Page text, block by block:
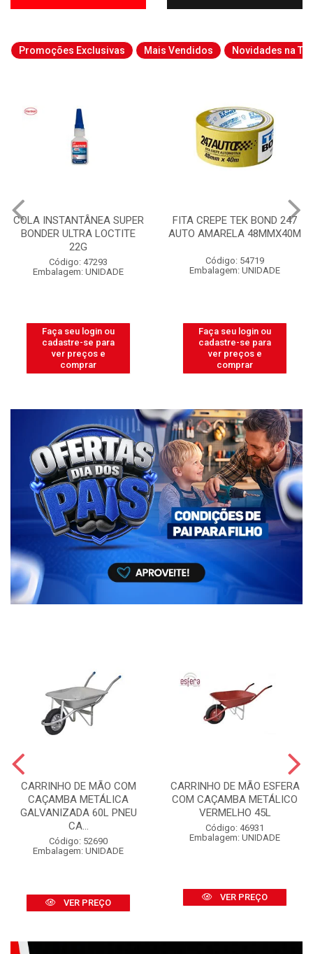
Promoções Exclusivas Mais Vendidos Novidades na
COLA INSTANTÂNEA SUPER
BONDER ULTRA LOCTITE
22G
Código: 47293
Embalagem: UNIDADE
Faça seu login ou
cadastre-se para
ver preços e
comprar
FITA CREPE TEK BOND 247
AUTO AMARELA 48MMX40M
Código: 54719
Embalagem: UNIDADE
Faça seu login ou
cadastre-se para
ver preços e
comprar
CARRINHO DE MÃO COM
CAÇAMBA METÁLICA
GALVANIZADA 60L PNEU
CA...
Código: 52690
Embalagem: UNIDADE
VER PREÇO
CARRINHO DE MÃO ESFERA
COM CAÇAMBA METÁLICO
VERMELHO 45L
Código: 46931
Embalagem: UNIDADE
VER PREÇO